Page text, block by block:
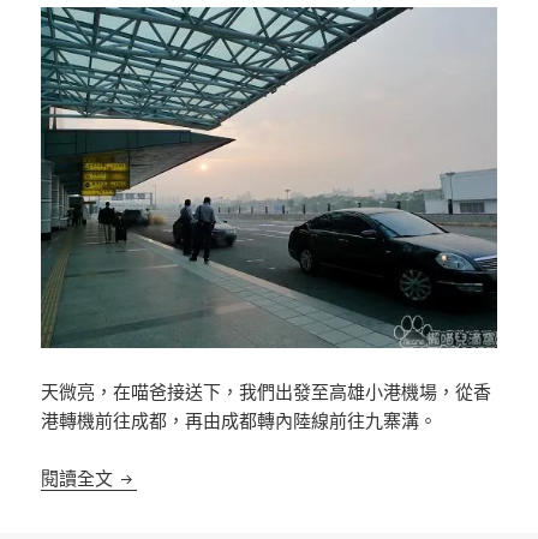
天微亮，在喵爸接送下，我們出發至高雄小港機場，從香
港轉機前往成都，再由成都轉內陸線前往九寨溝。
閱讀全文 未知的旅程？飛向九寨仙境……